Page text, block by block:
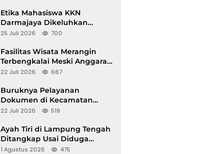
Etika Mahasiswa KKN
Darmajaya Dikeluhkan
Kepala Pekon Sinar Jawa
25 Juli 2026 700
Fasilitas Wisata Merangin
Terbengkalai Meski Anggaran
Perawatan Terus Mengalir
22 Juli 2026 667
Buruknya Pelayanan
Dokumen di Kecamatan
Pangkalan Susu, Kinerja
22 Juli 2026 519
Ayah Tiri di Lampung Tengah
Ditangkap Usai Diduga
Hamili Anak di Bawah Umur
1 Agustus 2026 475